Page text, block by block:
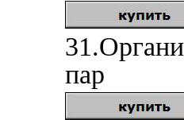
пар